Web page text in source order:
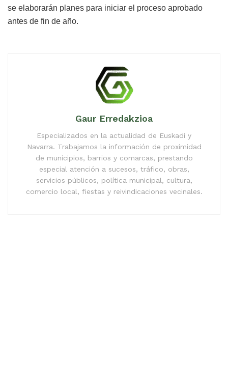
se elaborarán planes para iniciar el proceso aprobado
antes de fin de año.
Gaur Erredakzioa
Especializados en la actualidad de Euskadi y
Navarra. Trabajamos la información de proximidad
de municipios, barrios y comarcas, prestando
especial atención a sucesos, tráfico, obras,
servicios públicos, política municipal, cultura,
comercio local, fiestas y reivindicaciones vecinales.